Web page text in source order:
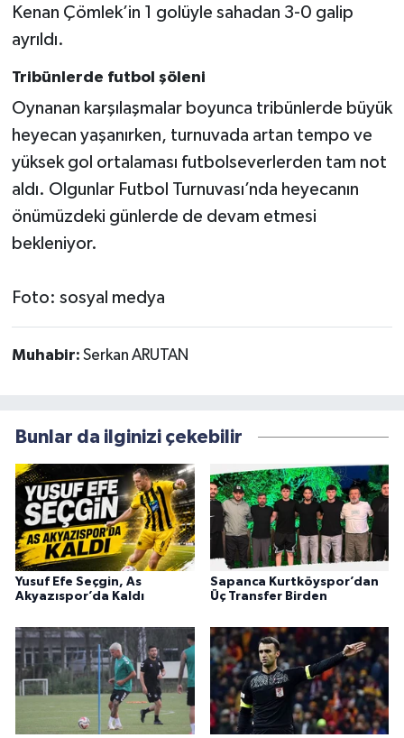
Kenan Çömlek’in 1 golüyle sahadan 3-0 galip
ayrıldı.
Tribünlerde futbol şöleni
Oynanan karşılaşmalar boyunca tribünlerde büyük
heyecan yaşanırken, turnuvada artan tempo ve
yüksek gol ortalaması futbolseverlerden tam not
aldı. Olgunlar Futbol Turnuvası’nda heyecanın
önümüzdeki günlerde de devam etmesi
bekleniyor.
Foto: sosyal medya
Muhabir: Serkan ARUTAN
Bunlar da ilginizi çekebilir
Yusuf Efe Seçgin, As
Akyazıspor’da Kaldı
Sapanca Kurtköyspor’dan
Üç Transfer Birden